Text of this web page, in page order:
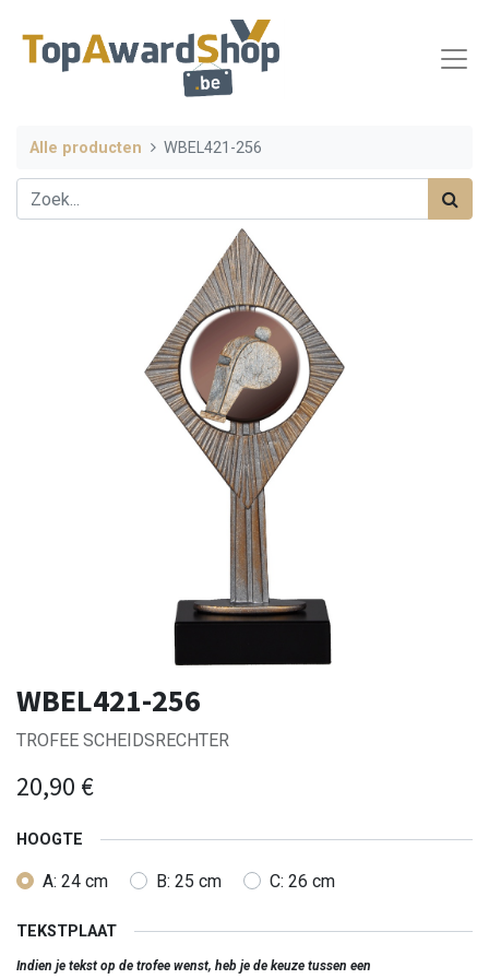
Alle producten WBEL421-256
WBEL421-256
TROFEE SCHEIDSRECHTER
20,90 €
HOOGTE
A: 24 cm B: 25 cm C: 26 cm
TEKSTPLAAT
Indien je tekst op de trofee wenst, heb je de keuze tussen een